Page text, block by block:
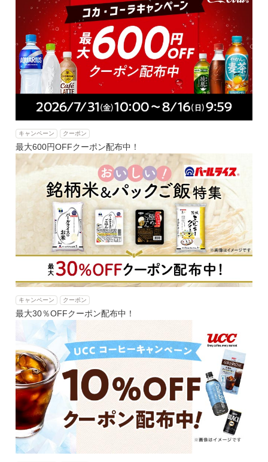
キャンペーン クーポン
最大600円OFFクーポン配布中！
キャンペーン クーポン
最大30％OFFクーポン配布中！